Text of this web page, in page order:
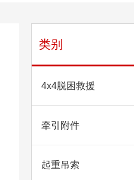
类别
4x4脱困救援
牵引附件
起重吊索